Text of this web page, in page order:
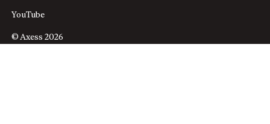
YouTube
© Axess 2026